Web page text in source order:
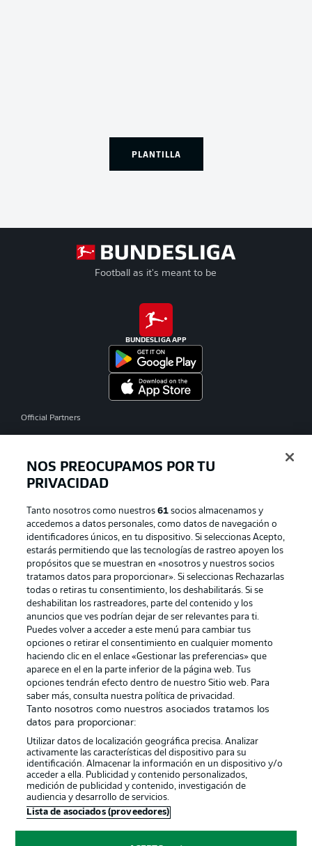
PLANTILLA
Football as it's meant to be
BUNDESLIGA APP
Official Partners
Publicidad Aviso legal
Gestionar las preferencias Declaracion de privacidad
Canales Trabajos
Jugadores Condiciones de uso
Sello Editorial Contacto
© 2026 Bundesliga-Gruppe GmbH
Elegir idioma
NOS PREOCUPAMOS POR TU
PRIVACIDAD
Tanto nosotros como nuestros61 socios almacenamos y
accedemos a datos personales, como datos de navegación o
identificadores únicos, en tu dispositivo. Si seleccionas Acepto,
estarás permitiendo que las tecnologías de rastreo apoyen los
propósitos que se muestran en «nosotros y nuestros socios
tratamos datos para proporcionar». Si seleccionas Rechazarlas
todas o retiras tu consentimiento, los deshabilitarás. Si se
deshabilitan los rastreadores, parte del contenido y los
anuncios que ves podrían dejar de ser relevantes para ti.
Puedes volver a acceder a este menú para cambiar tus
opciones o retirar el consentimiento en cualquier momento
haciendo clic en el enlace «Gestionar las preferencias» que
aparece en el en la parte inferior de la página web. Tus
opciones tendrán efecto dentro de nuestro Sitio web. Para
saber más, consulta nuestra política de privacidad.
Tanto nosotros como nuestros asociados tratamos los
datos para proporcionar:
Utilizar datos de localización geográfica precisa. Analizar
activamente las características del dispositivo para su
identificación. Almacenar la información en un dispositivo y/o
acceder a ella. Publicidad y contenido personalizados,
medición de publicidad y contenido, investigación de
audiencia y desarrollo de servicios.
Lista de asociados (proveedores)